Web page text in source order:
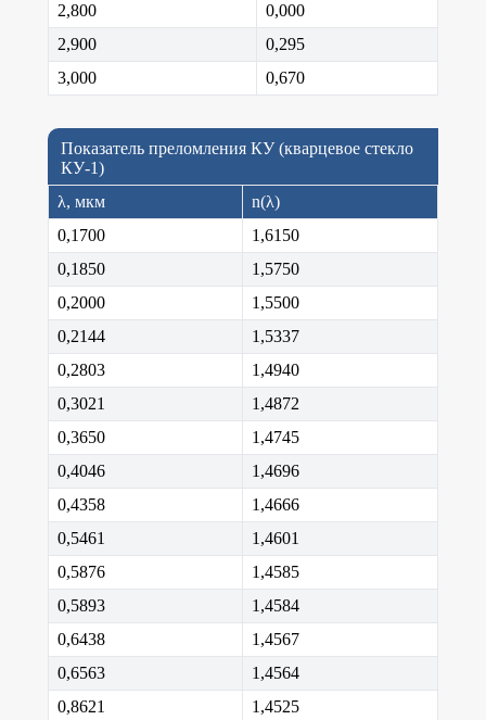
2,800
0,000
2,900
0,295
3,000
0,670
Показатель преломления КУ (кварцевое стекло
КУ-1)
λ, мкм
n(λ)
0,1700
1,6150
0,1850
1,5750
0,2000
1,5500
0,2144
1,5337
0,2803
1,4940
0,3021
1,4872
0,3650
1,4745
0,4046
1,4696
0,4358
1,4666
0,5461
1,4601
0,5876
1,4585
0,5893
1,4584
0,6438
1,4567
0,6563
1,4564
0,8621
1,4525